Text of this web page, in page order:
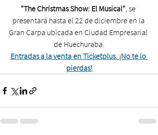
“The Christmas Show: El Musical”, se
presentará hasta el 22 de diciembre en la
Gran Carpa ubicada en Ciudad Empresarial
de Huechuraba.
Entradas a la venta en Ticketplus. ¡No te lo
pierdas!